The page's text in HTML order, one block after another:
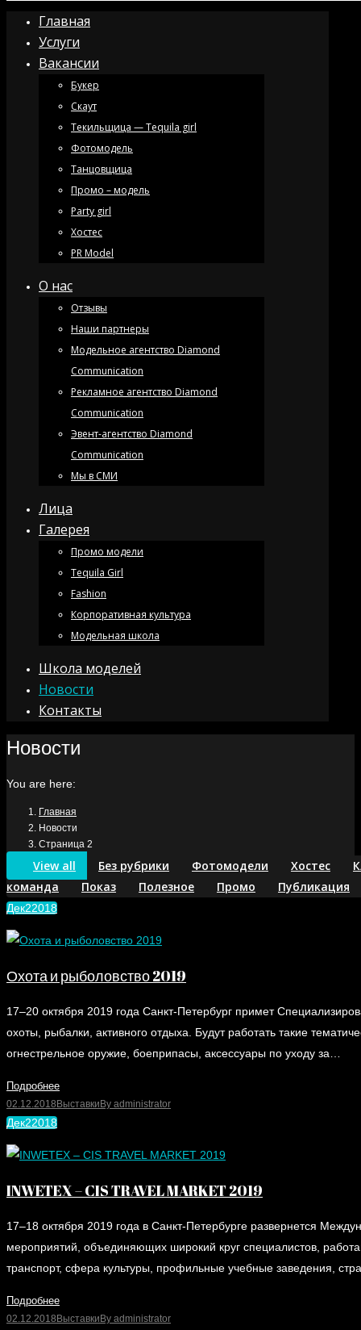
Главная
Услуги
Вакансии
Букер
Скаут
Текильщица — Tequila girl
Фотомодель
Танцовщица
Промо – модель
Party girl
Хостес
PR Model
О нас
Отзывы
Наши партнеры
Модельное агентство Diamond
Communication
Рекламное агентство Diamond
Communication
Эвент-агентство Diamond
Communication
Мы в СМИ
Лица
Галерея
Промо модели
Tequila Girl
Fashion
Корпоративная культура
Модельная школа
Школа моделей
Новости
Контакты
Новости
You are here:
Главная
Новости
Страница 2
View all Без рубрики Фотомодели Хостес
команда
Показ Полезное Промо Публикация
Дек22018
Охота и рыболовство 2019
17–20 октября 2019 года Санкт-Петербург примет
охоты, рыбалки, активного отдыха. Будут работать такие
огнестрельное оружие, боеприпасы, аксессуары по уходу за…
Подробнее
02.12.2018 Выставки By administrator
Дек22018
INWETEX – CIS TRAVEL MARKET 2019
17–18 октября 2019 года в Санкт-Петербурге развернется
мероприятий, объединяющих широкий круг специалистов,
транспорт, сфера культуры, профильные учебные заведения,
Подробнее
02.12.2018 Выставки By administrator